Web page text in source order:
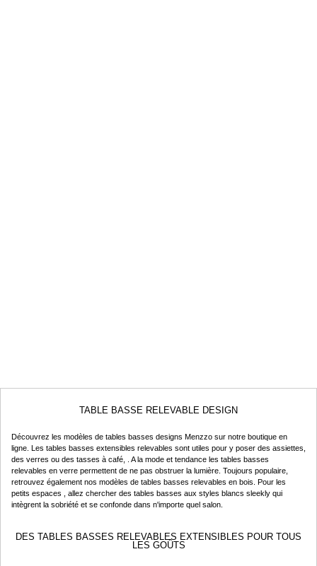
TABLE BASSE RELEVABLE DESIGN
Découvrez les modèles de tables basses designs Menzzo sur notre boutique en
ligne. Les tables basses extensibles relevables sont utiles pour y poser des assiettes,
des verres ou des tasses à café, . A la mode et tendance les tables basses
relevables en verre permettent de ne pas obstruer la lumière. Toujours populaire,
retrouvez également nos modèles de tables basses relevables en bois. Pour les
petits espaces , allez chercher des tables basses aux styles blancs sleekly qui
intègrent la sobriété et se confonde dans n'importe quel salon.
DES TABLES BASSES RELEVABLES EXTENSIBLES POUR TOUS
LES GOÛTS